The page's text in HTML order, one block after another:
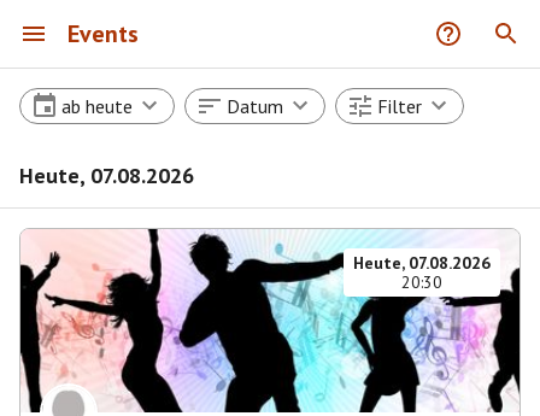
Events
ab heute Datum Filter
Heute, 07.08.2026
Heute, 07.08.2026
20:30